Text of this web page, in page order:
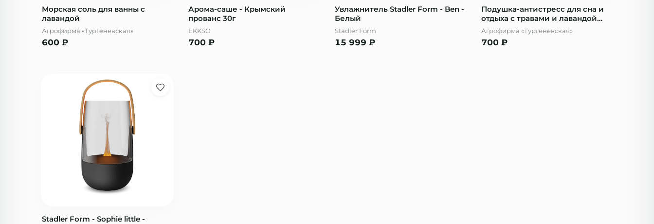
Морская соль для ванны с
лавандой
Агрофирма «Тургеневская»
600 ₽
Арома-саше - Крымский
прованс 30г
EKKSO
700 ₽
Увлажнитель Stadler Form - Ben -
Белый
Stadler Form
15 999 ₽
Подушка-антистресс для сна и
отдыха с травами и лавандой
25х30см
Агрофирма «Тургеневская»
700 ₽
Stadler Form - Sophie little -